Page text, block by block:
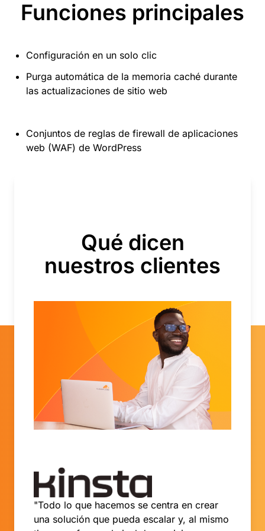
Funciones principales
Configuración en un solo clic
Purga automática de la memoria caché durante
las actualizaciones de sitio web
Conjuntos de reglas de firewall de aplicaciones
web (WAF) de WordPress
Qué dicen
nuestros clientes
"Todo lo que hacemos se centra en crear
una solución que pueda escalar y, al mismo